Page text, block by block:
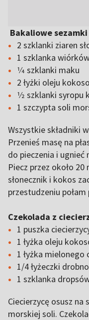
Bakaliowe sezamki
2 szklanki ziaren
1 szklanka
1⁄4 szklanki maku
2 łyżki oleju
1⁄2 szklanki
1 szczypta soli
Wszystkie składniki
Przenieś masę na
do pieczenia i
Piecz przez około
słonecznik i kokos
przestudzeniu
Czekolada z
1 puszka
1 łyżka oleju
1 łyżka mielonego
1/4 łyżeczki
1 szklanka
Ciecierzycę osusz na
morskiej soli.